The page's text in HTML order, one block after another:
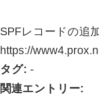
SPFレコードの追
https://
タグ: -
関連エントリー: